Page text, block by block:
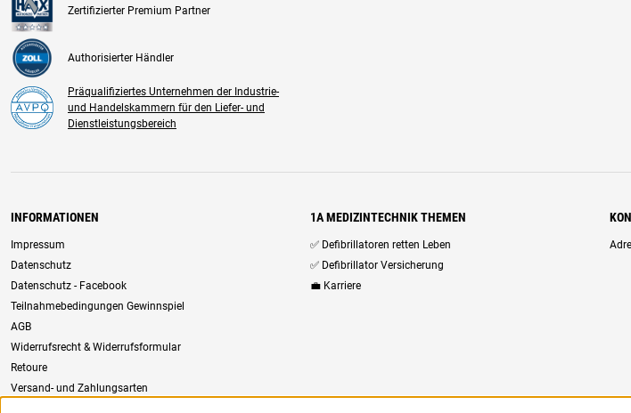
Zertifizierter Premium Partner
Authorisierter Händler
Präqualifiziertes Unternehmen der Industrie-
und Handelskammern für den Liefer- und
Dienstleistungsbereich
INFORMATIONEN
Impressum
Datenschutz
Datenschutz - Facebook
Teilnahmebedingungen Gewinnspiel
AGB
Widerrufsrecht & Widerrufsformular
Retoure
Versand- und Zahlungsarten
1A MEDIZINTECHNIK THEMEN
✅ Defibrillatoren retten Leben
✅ Defibrillator Versicherung
💼 Karriere